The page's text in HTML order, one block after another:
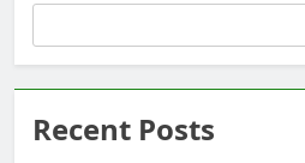
Recent Posts